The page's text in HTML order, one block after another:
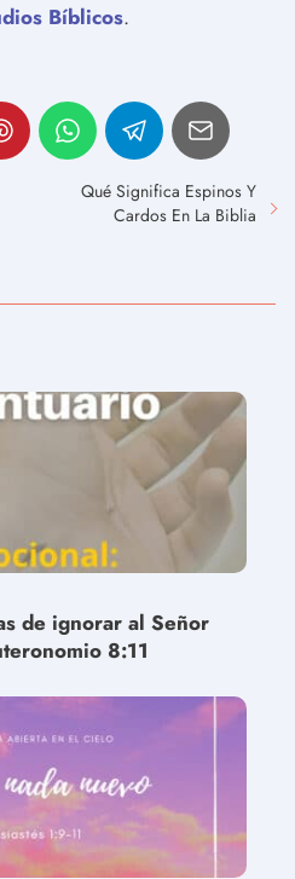
Bíblicos.
Qué Significa Espinos Y
Cardos En La Biblia
de ignorar al Señor
8:11